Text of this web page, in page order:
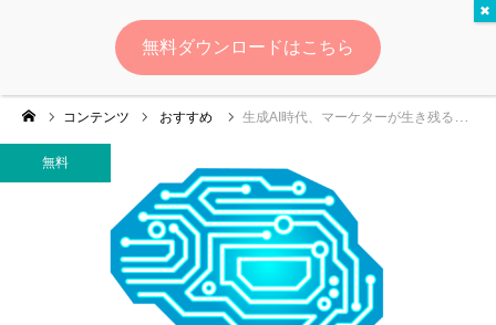
無料
コンテンツ おすすめ 生成AI時代、マーケターが生き残るためのスキル戦略
無料
ログイン 会員登録
ゆいマーケとは？
実績・お客様の声
イベント・セミナー情報
無料ダウンロードはこちら